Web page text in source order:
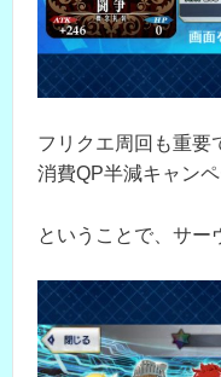
フリクエ周回も重要
消費QP半減キャン
ということで、サー